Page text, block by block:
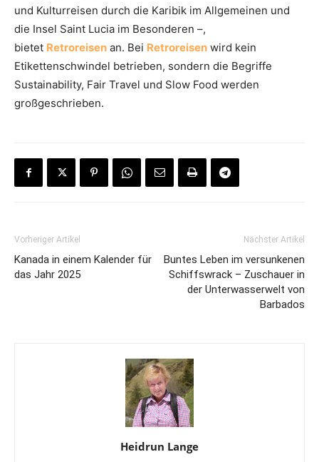
und Kulturreisen durch die Karibik im Allgemeinen und
die Insel Saint Lucia im Besonderen –,
bietet Retroreisen an. Bei Retroreisen wird kein
Etikettenschwindel betrieben, sondern die Begriffe
Sustainability, Fair Travel und Slow Food werden
großgeschrieben.
Vorheriger Artikel
Kanada in einem Kalender für
das Jahr 2025
Nächster Artikel
Buntes Leben im versunkenen
Schiffswrack – Zuschauer in
der Unterwasserwelt von
Barbados
Heidrun Lange